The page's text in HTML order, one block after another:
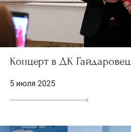
Концерт в ДК Гайдаровец
5 июля 2025